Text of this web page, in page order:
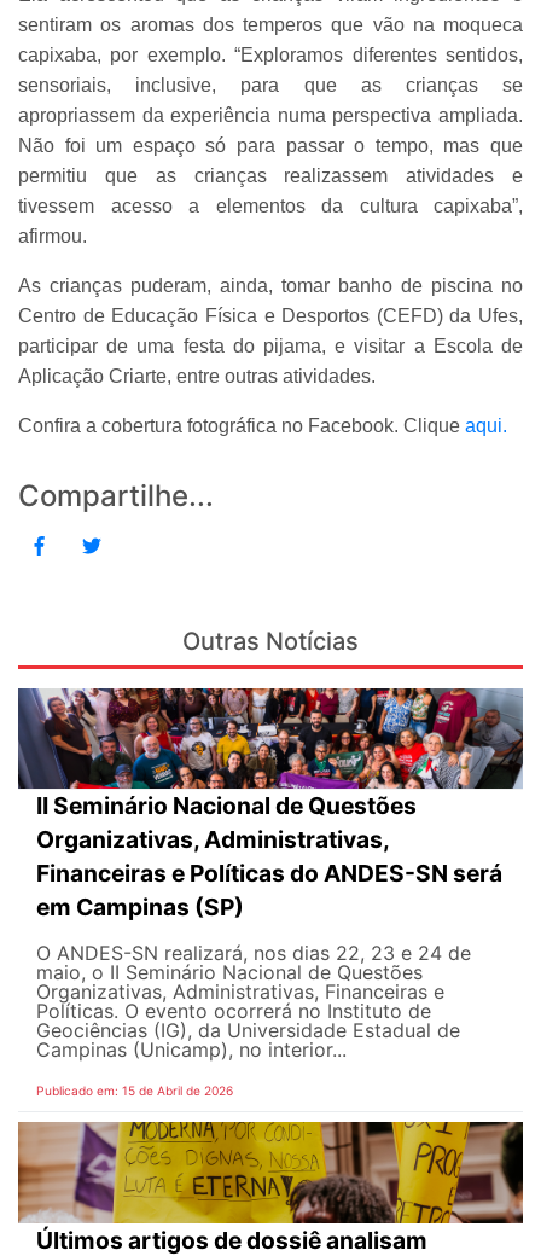
sentiram os aromas dos temperos que vão na moqueca
capixaba, por exemplo. “Exploramos diferentes sentidos,
sensoriais, inclusive, para que as crianças se
apropriassem da experiência numa perspectiva ampliada.
Não foi um espaço só para passar o tempo, mas que
permitiu que as crianças realizassem atividades e
tivessem acesso a elementos da cultura capixaba”,
afirmou.
As crianças puderam, ainda, tomar banho de piscina no
Centro de Educação Física e Desportos (CEFD) da Ufes,
participar de uma festa do pijama, e visitar a Escola de
Aplicação Criarte, entre outras atividades.
Confira a cobertura fotográfica no Facebook. Clique aqui.
Compartilhe...
Outras Notícias
II Seminário Nacional de Questões
Organizativas, Administrativas,
Financeiras e Políticas do ANDES-SN será
em Campinas (SP)
O ANDES-SN realizará, nos dias 22, 23 e 24 de
maio, o II Seminário Nacional de Questões
Organizativas, Administrativas, Financeiras e
Políticas. O evento ocorrerá no Instituto de
Geociências (IG), da Universidade Estadual de
Campinas (Unicamp), no interior...
Publicado em: 15 de Abril de 2026
Últimos artigos de dossiê analisam